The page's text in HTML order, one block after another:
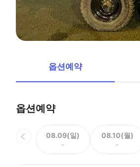
옵션예약
옵션예약
08.09(일)
-
08.10(월)
-